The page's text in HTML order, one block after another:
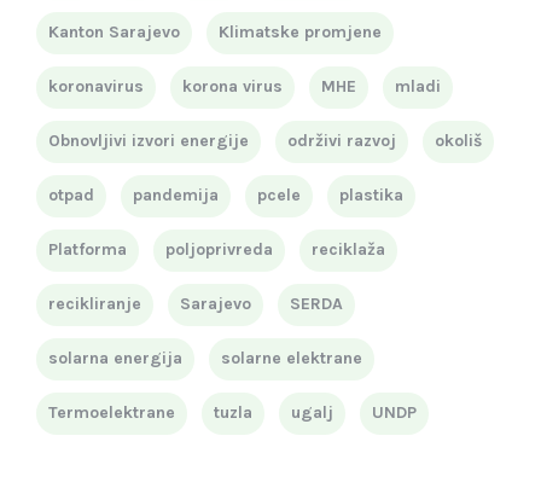
Kanton Sarajevo Klimatske promjene
koronavirus korona virus MHE mladi
Obnovljivi izvori energije održivi razvoj okoliš
otpad pandemija pcele plastika
Platforma poljoprivreda reciklaža
recikliranje Sarajevo SERDA
solarna energija solarne elektrane
Termoelektrane tuzla ugalj UNDP